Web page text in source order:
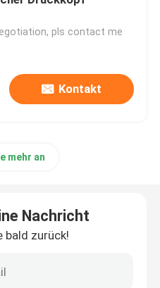
Geräte
pls contact me
Kontakt
mehr an
Nachricht
bald zurück!